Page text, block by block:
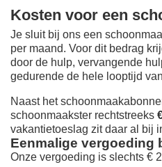
Kosten voor een
Je sluit bij ons een
per maand. Voor dit bedrag
door de hulp, vervangende
gedurende de hele looptijd
Naast het
schoonmaakster rechtstreeks
vakantietoeslag zit daar al bij
Eenmalige vergoeding
Onze vergoeding is slechts €